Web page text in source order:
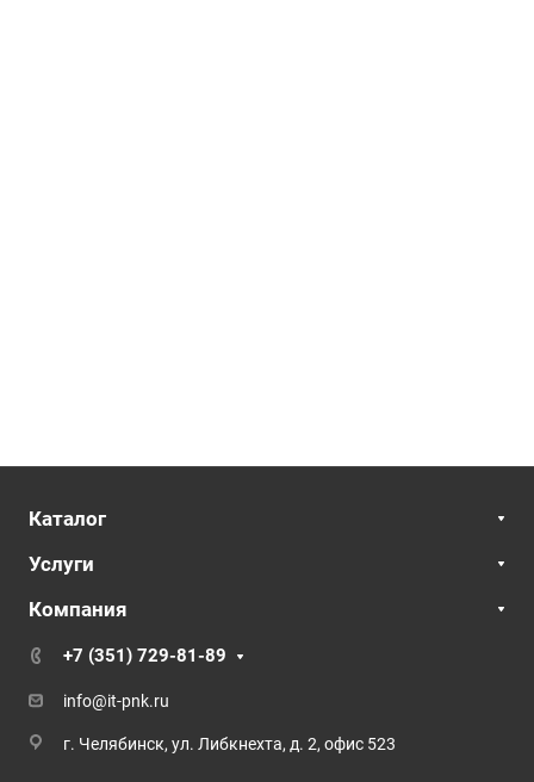
Каталог
Услуги
Компания
+7 (351) 729-81-89
info@it-pnk.ru
г. Челябинск, ул. Либкнехта, д. 2, офис 523